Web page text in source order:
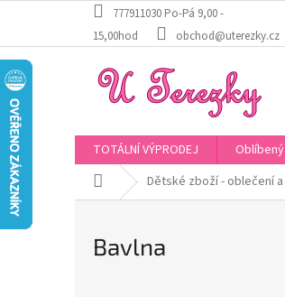
obsah
777911030 Po-Pá 9,00 -
15,00hod
obchod@uterezky.cz
TOTÁLNÍ VÝPRODEJ
Domů Dětské zboží - oblečení
Bavlna